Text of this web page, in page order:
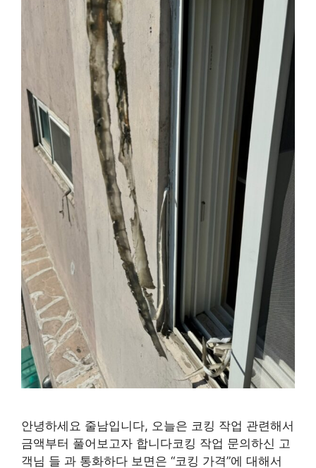
안녕하세요 줄남입니다, 오늘은 코킹 작업 관련해서
금액부터 풀어보고자 합니다코킹 작업 문의하신 고
객님 들 과 통화하다 보면은 “코킹 가격”에 대해서